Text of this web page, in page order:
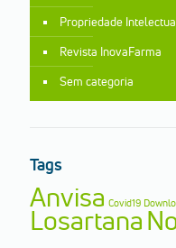
Propriedade
Revista InovaFarma
Sem categoria
Tags
Anvisa Covid19
Losartana